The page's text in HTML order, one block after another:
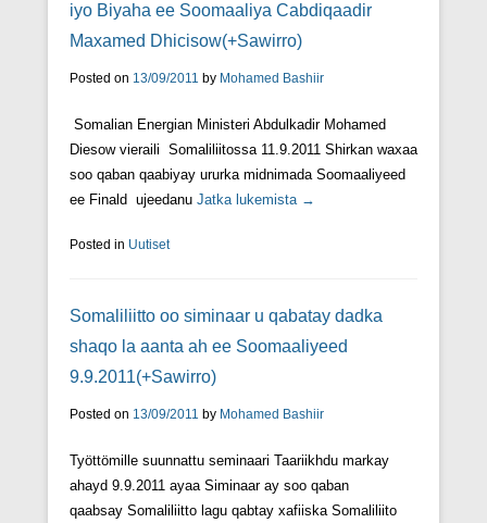
iyo Biyaha ee Soomaaliya Cabdiqaadir
Maxamed Dhicisow(+Sawirro)
Posted on 13/09/2011 by Mohamed Bashiir
Somalian Energian Ministeri Abdulkadir Mohamed
Diesow vieraili Somaliliitossa 11.9.2011 Shirkan waxaa
soo qaban qaabiyay ururka midnimada Soomaaliyeed
ee Finald ujeedanu Jatka lukemista →
Posted in Uutiset
Somaliliitto oo siminaar u qabatay dadka
shaqo la aanta ah ee Soomaaliyeed
9.9.2011(+Sawirro)
Posted on 13/09/2011 by Mohamed Bashiir
Työttömille suunnattu seminaari Taariikhdu markay
ahayd 9.9.2011 ayaa Siminaar ay soo qaban
qaabsay Somaliliitto lagu qabtay xafiiska Somaliliito